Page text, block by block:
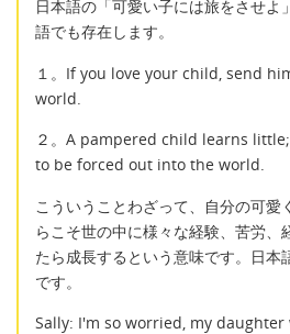
日本語の「可愛い子には旅をさせよ
語でも存在します。
１。If you love your child, send
world.
２。A pampered child learns
to be forced out into the world.
こういうことわざって、自分の可愛
らこそ世の中に様々な経験、苦労、
たら成長するという意味です。日本
です。
Sally: I'm so worried, my